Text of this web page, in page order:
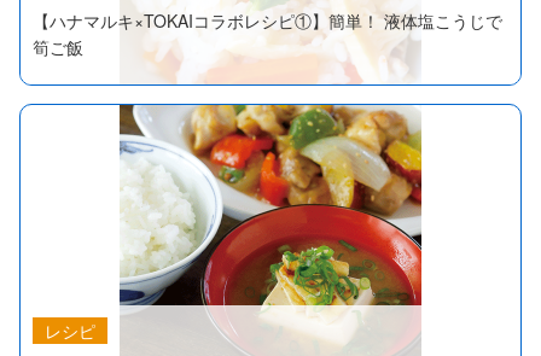
【ハナマルキ×TOKAIコラボレシピ①】簡単！ 液体塩こうじで
筍ご飯
レシピ